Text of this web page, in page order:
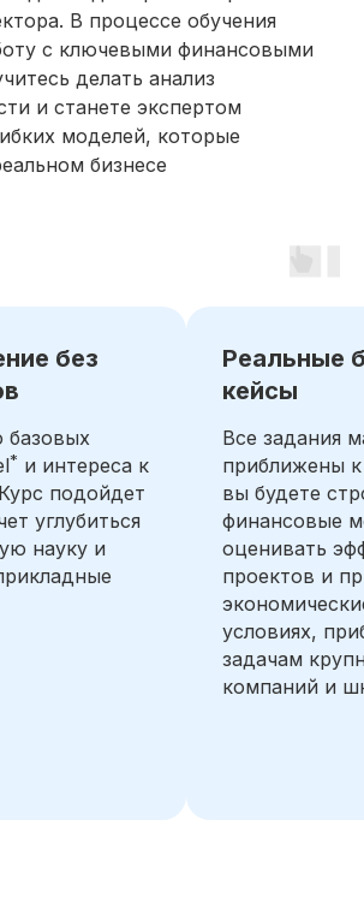
В процессе обучения
с ключевыми финансовыми
делать анализ
и станете экспертом
моделей, которые
бизнесе
без
базовых
* и интереса к
подойдет
углубиться
науку и
Реальные
кейсы
Все задания
приближены к
вы будете
финансовые
оценивать
проектов и
условиях,
задачам
компаний и